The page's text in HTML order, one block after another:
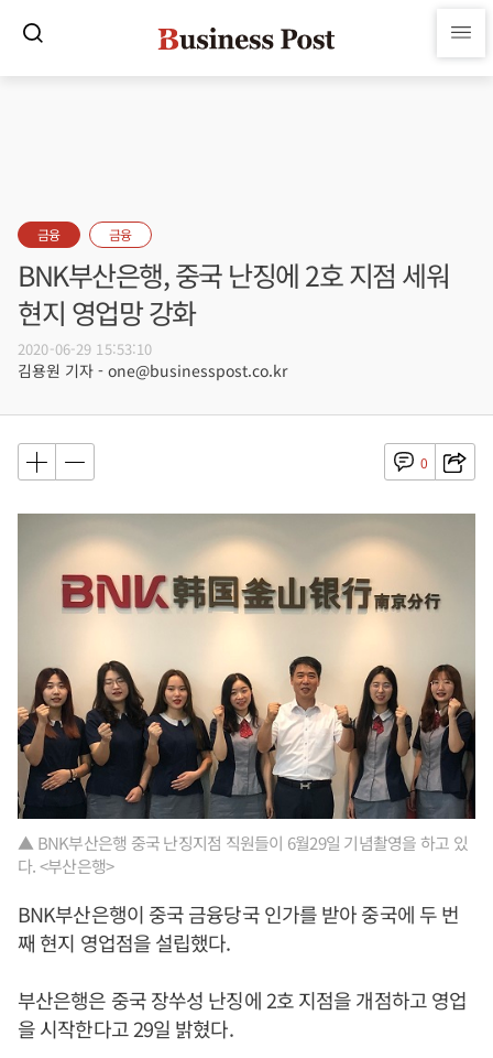
금융 금융
BNK부산은행, 중국 난징에 2호 지점 세워
현지 영업망 강화
2020-06-29 15:53:10
김용원 기자 - one@businesspost.co.kr
0
▲ BNK부산은행 중국 난징지점 직원들이 6월29일 기념촬영을 하고 있
다. <부산은행>
BNK부산은행이 중국 금융당국 인가를 받아 중국에 두 번
째 현지 영업점을 설립했다.
부산은행은 중국 장쑤성 난징에 2호 지점을 개점하고 영업
을 시작한다고 29일 밝혔다.